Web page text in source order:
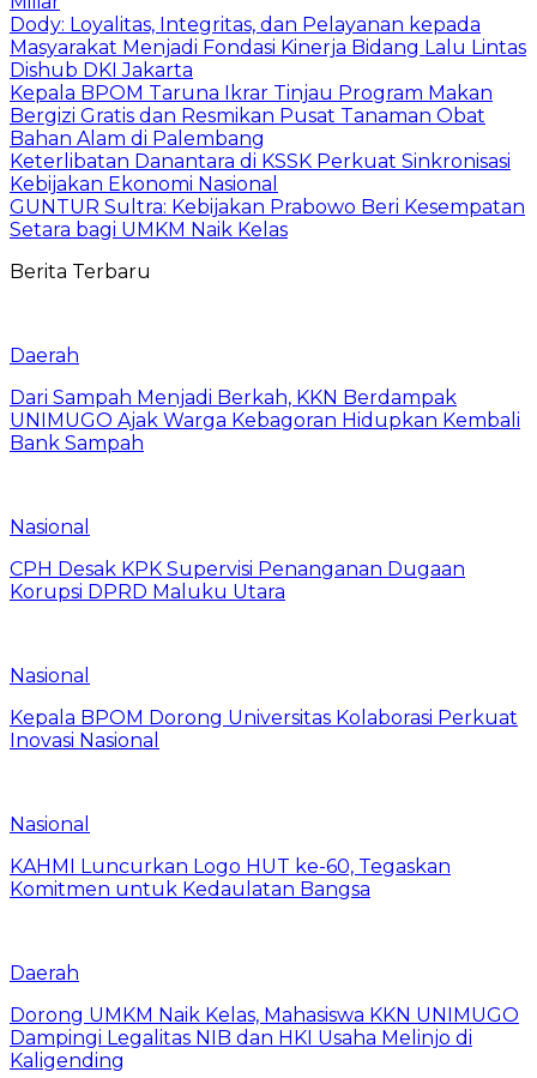
Dody: Loyalitas, Integritas, dan Pelayanan kepada
Masyarakat Menjadi Fondasi Kinerja Bidang Lalu Lintas
Dishub DKI Jakarta
Kepala BPOM Taruna Ikrar Tinjau Program Makan
Bergizi Gratis dan Resmikan Pusat Tanaman Obat
Bahan Alam di Palembang
Keterlibatan Danantara di KSSK Perkuat Sinkronisasi
Kebijakan Ekonomi Nasional
GUNTUR Sultra: Kebijakan Prabowo Beri Kesempatan
Setara bagi UMKM Naik Kelas
Berita Terbaru
Daerah
Dari Sampah Menjadi Berkah, KKN Berdampak
UNIMUGO Ajak Warga Kebagoran Hidupkan Kembali
Bank Sampah
Nasional
CPH Desak KPK Supervisi Penanganan Dugaan
Korupsi DPRD Maluku Utara
Nasional
Kepala BPOM Dorong Universitas Kolaborasi Perkuat
Inovasi Nasional
Nasional
KAHMI Luncurkan Logo HUT ke-60, Tegaskan
Komitmen untuk Kedaulatan Bangsa
Daerah
Dorong UMKM Naik Kelas, Mahasiswa KKN UNIMUGO
Dampingi Legalitas NIB dan HKI Usaha Melinjo di
Kaligending